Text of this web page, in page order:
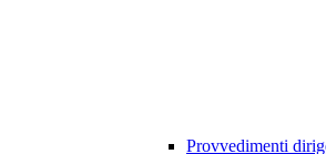
Provvedimenti